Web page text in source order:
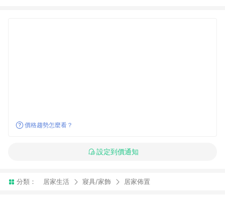
價格趨勢怎麼看？
設定到價通知
分類： 居家生活 寢具/家飾 居家佈置